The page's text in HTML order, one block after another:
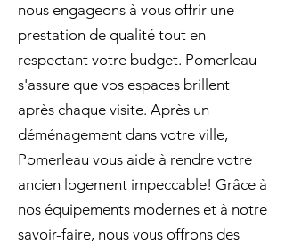
nous engageons à vous offrir une
prestation de qualité tout en
respectant votre budget. Pomerleau
s'assure que vos espaces brillent
après chaque visite. Après un
déménagement dans votre ville,
Pomerleau vous aide à rendre votre
ancien logement impeccable! Grâce à
nos équipements modernes et à notre
savoir-faire, nous vous offrons des